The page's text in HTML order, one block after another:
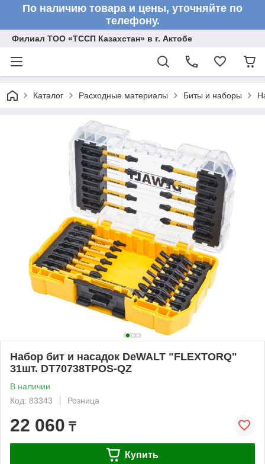
По наличию товара и цены, уточняйте по
телефону.
Филиал ТОО «ТССП Казахстан» в г. Актобе
Каталог Расходные материалы Биты и наборы
Набор бит и насадок DeWALT "FLEXTORQ"
31шт. DT70738TPOS-QZ
В наличии
Код: 83343
Розница
22 060 ₸
Купить